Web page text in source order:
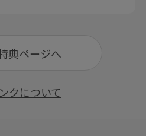
典ページへ
クについて